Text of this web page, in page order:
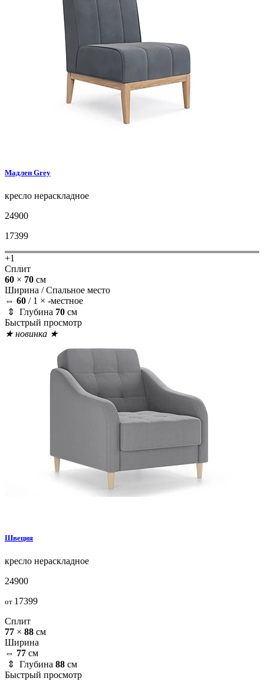
Мадлен Grey
кресло нераскладное
24900
17399
+1
Сплит
60 × 70 см
Ширина /Спальное место
⇔ 60 / 1 × -местное
⇕ Глубина 70 см
Быстрый просмотр
★ новинка ★
Швеция
кресло нераскладное
24900
от 17399
Сплит
77 × 88 см
Ширина
⇔ 77 см
⇕ Глубина 88 см
Быстрый просмотр